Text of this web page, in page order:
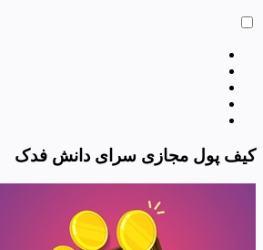
کیف پول مجازی سرای دانش فدک